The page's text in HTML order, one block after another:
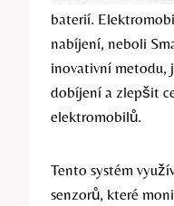
baterií.
nabíjení, neboli
inovativní metodu,
dobíjení a zlepšit
elektromobilů.
Tento systém
senzorů, které